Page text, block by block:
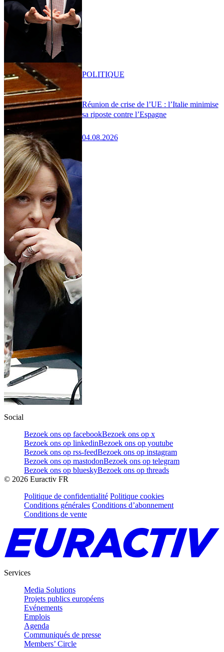
Réunion de crise de l’UE : l’Italie minimise
sa riposte contre l’Espagne
04.08.2026
POLITIQUE
Social
Bezoek ons op facebookBezoek ons op x
Bezoek ons op linkedinBezoek ons op youtube
Bezoek ons op rss-feedBezoek ons op instagram
Bezoek ons op mastodonBezoek ons op telegram
Bezoek ons op blueskyBezoek ons op threads
© 2026 Euractiv FR
Politique de confidentialité Politique cookies
Conditions générales Conditions d’abonnement
Conditions de vente
Services
Media Solutions
Projets publics européens
Evénements
Emplois
Agenda
Communiqués de presse
Members’ Circle